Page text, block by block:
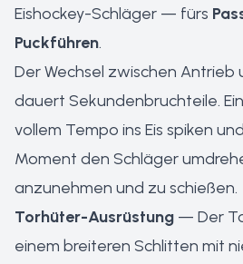
Eishockey-Schläger — fürs
Puckführen.
Der Wechsel zwischen Antrieb
dauert Sekundenbruchteile.
vollem Tempo ins Eis spiken
Moment den Schläger
anzunehmen und zu schießen.
Torhüter-Ausrüstung — Der
einem breiteren Schlitten mit